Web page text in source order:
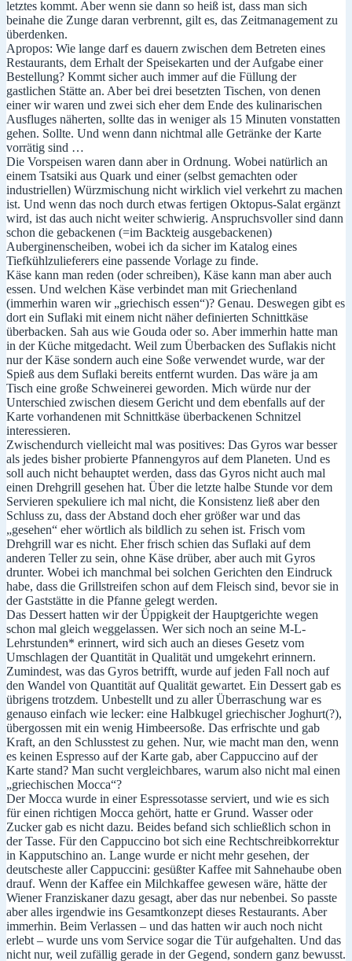
letztes kommt. Aber wenn sie dann so heiß ist, dass man sich
beinahe die Zunge daran verbrennt, gilt es, das Zeitmanagement zu
überdenken.
Apropos: Wie lange darf es dauern zwischen dem Betreten eines
Restaurants, dem Erhalt der Speisekarten und der Aufgabe einer
Bestellung? Kommt sicher auch immer auf die Füllung der
gastlichen Stätte an. Aber bei drei besetzten Tischen, von denen
einer wir waren und zwei sich eher dem Ende des kulinarischen
Ausfluges näherten, sollte das in weniger als 15 Minuten vonstatten
gehen. Sollte. Und wenn dann nichtmal alle Getränke der Karte
vorrätig sind …
Die Vorspeisen waren dann aber in Ordnung. Wobei natürlich an
einem Tsatsiki aus Quark und einer (selbst gemachten oder
industriellen) Würzmischung nicht wirklich viel verkehrt zu machen
ist. Und wenn das noch durch etwas fertigen Oktopus-Salat ergänzt
wird, ist das auch nicht weiter schwierig. Anspruchsvoller sind dann
schon die gebackenen (=im Backteig ausgebackenen)
Auberginenscheiben, wobei ich da sicher im Katalog eines
Tiefkühlzulieferers eine passende Vorlage zu finde.
Käse kann man reden (oder schreiben), Käse kann man aber auch
essen. Und welchen Käse verbindet man mit Griechenland
(immerhin waren wir „griechisch essen“)? Genau. Deswegen gibt es
dort ein Suflaki mit einem nicht näher definierten Schnittkäse
überbacken. Sah aus wie Gouda oder so. Aber immerhin hatte man
in der Küche mitgedacht. Weil zum Überbacken des Suflakis nicht
nur der Käse sondern auch eine Soße verwendet wurde, war der
Spieß aus dem Suflaki bereits entfernt wurden. Das wäre ja am
Tisch eine große Schweinerei geworden. Mich würde nur der
Unterschied zwischen diesem Gericht und dem ebenfalls auf der
Karte vorhandenen mit Schnittkäse überbackenen Schnitzel
interessieren.
Zwischendurch vielleicht mal was positives: Das Gyros war besser
als jedes bisher probierte Pfannengyros auf dem Planeten. Und es
soll auch nicht behauptet werden, dass das Gyros nicht auch mal
einen Drehgrill gesehen hat. Über die letzte halbe Stunde vor dem
Servieren spekuliere ich mal nicht, die Konsistenz ließ aber den
Schluss zu, dass der Abstand doch eher größer war und das
„gesehen“ eher wörtlich als bildlich zu sehen ist. Frisch vom
Drehgrill war es nicht. Eher frisch schien das Suflaki auf dem
anderen Teller zu sein, ohne Käse drüber, aber auch mit Gyros
drunter. Wobei ich manchmal bei solchen Gerichten den Eindruck
habe, dass die Grillstreifen schon auf dem Fleisch sind, bevor sie in
der Gaststätte in die Pfanne gelegt werden.
Das Dessert hatten wir der Üppigkeit der Hauptgerichte wegen
schon mal gleich weggelassen. Wer sich noch an seine M-L-
Lehrstunden* erinnert, wird sich auch an dieses Gesetz vom
Umschlagen der Quantität in Qualität und umgekehrt erinnern.
Zumindest, was das Gyros betrifft, wurde auf jeden Fall noch auf
den Wandel von Quantität auf Qualität gewartet. Ein Dessert gab es
übrigens trotzdem. Unbestellt und zu aller Überraschung war es
genauso einfach wie lecker: eine Halbkugel griechischer Joghurt(?),
übergossen mit ein wenig Himbeersoße. Das erfrischte und gab
Kraft, an den Schlusstest zu gehen. Nur, wie macht man den, wenn
es keinen Espresso auf der Karte gab, aber Cappuccino auf der
Karte stand? Man sucht vergleichbares, warum also nicht mal einen
„griechischen Mocca“?
Der Mocca wurde in einer Espressotasse serviert, und wie es sich
für einen richtigen Mocca gehört, hatte er Grund. Wasser oder
Zucker gab es nicht dazu. Beides befand sich schließlich schon in
der Tasse. Für den Cappuccino bot sich eine Rechtschreibkorrektur
in Kapputschino an. Lange wurde er nicht mehr gesehen, der
deutscheste aller Cappuccini: gesüßter Kaffee mit Sahnehaube oben
drauf. Wenn der Kaffee ein Milchkaffee gewesen wäre, hätte der
Wiener Franziskaner dazu gesagt, aber das nur nebenbei. So passte
aber alles irgendwie ins Gesamtkonzept dieses Restaurants. Aber
immerhin. Beim Verlassen – und das hatten wir auch noch nicht
erlebt – wurde uns vom Service sogar die Tür aufgehalten. Und das
nicht nur, weil zufällig gerade in der Gegend, sondern ganz bewusst.